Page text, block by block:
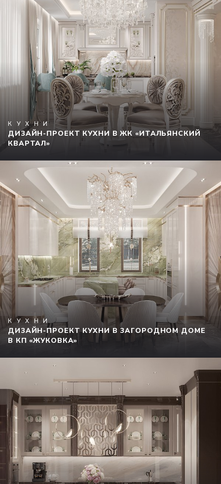
КУХНИ
ДИЗАЙН-ПРОЕКТ КУХНИ В ЖК «ИТАЛЬЯНСКИЙ
КВАРТАЛ»
КУХНИ
ДИЗАЙН-ПРОЕКТ КУХНИ В ЗАГОРОДНОМ ДОМЕ
В КП «ЖУКОВКА»